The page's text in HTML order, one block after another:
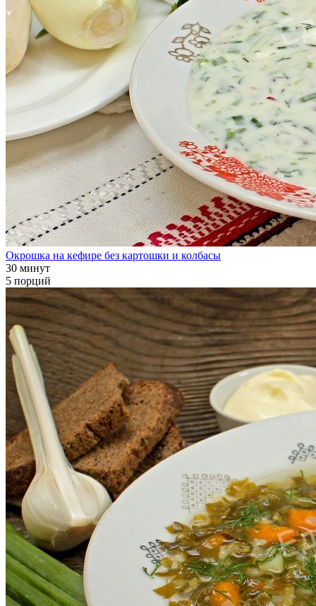
Окрошка на кефире без картошки и колбасы
30 минут
5 порций